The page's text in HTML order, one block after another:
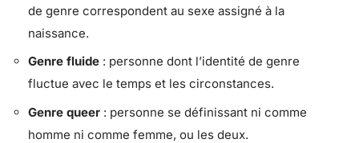
de genre correspondent au sexe assigné à la
naissance.
Genre fluide : personne dont l’identité de genre
fluctue avec le temps et les circonstances.
Genre queer : personne se définissant ni comme
homme ni comme femme, ou les deux.